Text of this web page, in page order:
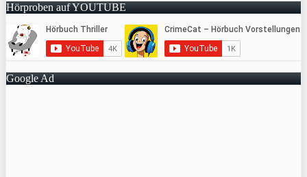
Hörproben auf YOUTUBE
Google Ad